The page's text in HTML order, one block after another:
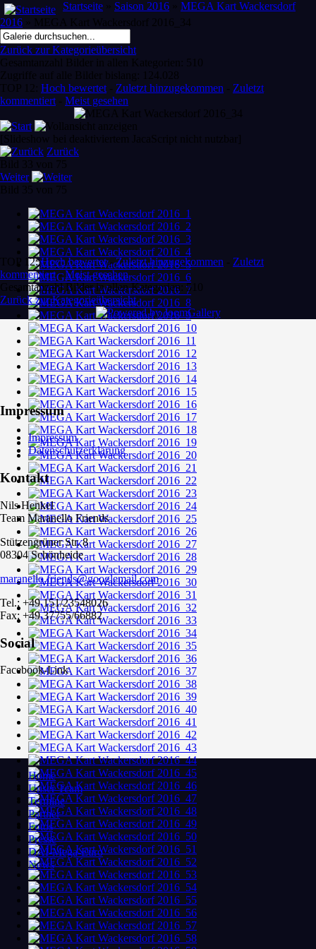
Startseite » Saison 2016 » MEGA Kart Wackersdorf
2016 » MEGA Kart Wackersdorf 2016_34
Zurück zur Kategorieübersicht
Gesamtanzahl Bilder in allen Kategorien: 510
Zugriffe auf alle Bilder bislang: 124.028
TOP 12: Hoch bewertet - Zuletzt hinzugekommen - Zuletzt
kommentiert - Meist gesehen
[Slideshow bei deaktiviertem JacaScript nicht nutzbar]
Zurück
Bild 33 von 75
Weiter
Bild 35 von 75
TOP 12:Hoch bewertet-Zuletzt hinzugekommen - Zuletzt
kommentiert-Meist gesehen
Gesamtanzahl Bilder in allen Kategorien: 510
Zurück zur Kategorieübersicht
Impressum
Impressum
Datenschutzerklärung
Kontakt
Nils Henkel
Team Maranello Friends
Stützengrüner Str. 8
08304 Schönheide
maranello.friends@googlemail.com
Tel.: +49 151/23548026
Fax: +49 37755/66882
Social
Facebook-Link
Home
Unser Team
Termine
Partner
Fotos
Presse
DAI-Mega-Euro
News